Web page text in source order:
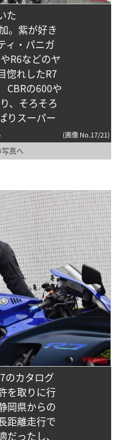
た
。紫が好き
ィ・パニガ
R6などのヤ
惚れしたR7
CBRの600や
、そろそろ
りスーパー
(画像 No.17/21)
真へ
のカタログ
を取りに行
岡県からの
距離走行で
ったし、